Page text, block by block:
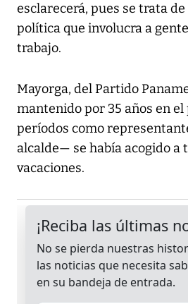
esclarecerá, pues se trata
política que involucra a
trabajo.
Mayorga, del Partido
mantenido por 35 años en
períodos como
alcalde— se había acogido a
vacaciones.